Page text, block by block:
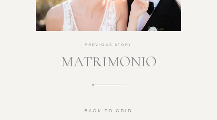
PREVIOUS STORY
MATRIMONIO
BACK TO GRID